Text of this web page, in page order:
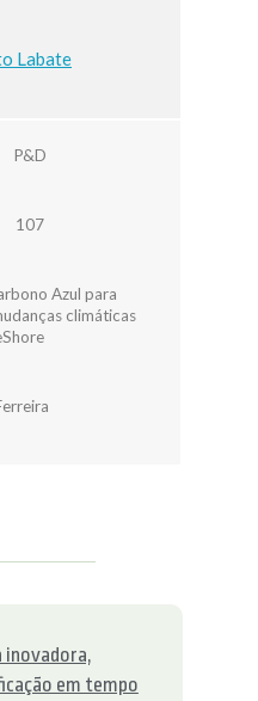
Labate
P&D
107
Azul para
climáticas
inovadora,
em tempo